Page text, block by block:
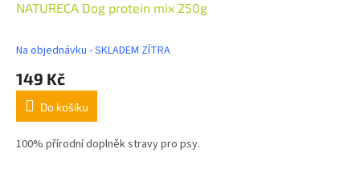
NATURECA Dog protein mix 250g
Na objednávku - SKLADEM ZÍTRA
149 Kč
Do košíku
100% přírodní doplněk stravy pro psy.